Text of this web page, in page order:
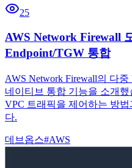
25
AWS Network Firewall
Endpoint/TGW 통합
AWS Network Firewall의 다중
네이티브 통합 기능을 소개
VPC 트래픽을 제어하는 방
다.
데브옵스#AWS